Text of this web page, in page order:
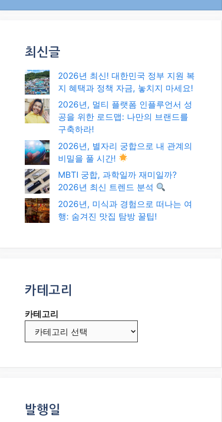
2026년 최신 트렌드 분석
행: 숨겨진 맛집 탐방 꿀팁!
카테고리
카테고리
2026년 8월
2026년 7월
2026년 6월
2026년 5월
2026년 1월